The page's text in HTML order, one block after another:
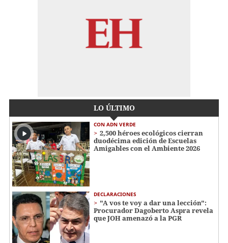
LO ÚLTIMO
CON ADN VERDE
2,500 héroes ecológicos cierran
duodécima edición de Escuelas
Amigables con el Ambiente 2026
DECLARACIONES
"A vos te voy a dar una lección":
Procurador Dagoberto Aspra revela
que JOH amenazó a la PGR